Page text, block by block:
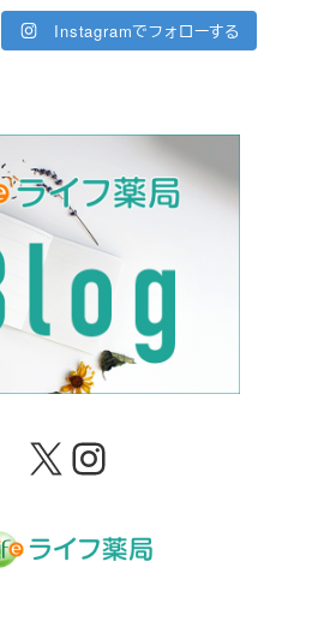
Instagramでフォローする
X Instagram